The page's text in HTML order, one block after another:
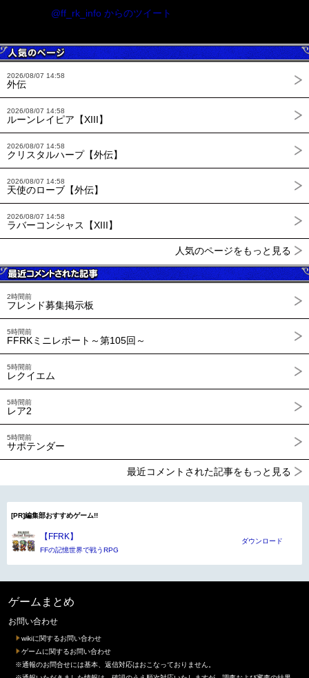
@ff_rk_info からのツイート
2026/08/07 14:58
外伝
2026/08/07 14:58
ルーンレイピア【XIII】
2026/08/07 14:58
クリスタルハープ【外伝】
2026/08/07 14:58
天使のローブ【外伝】
2026/08/07 14:58
ラバーコンシャス【XIII】
人気のページをもっと見る
2時間前
フレンド募集掲示板
5時間前
FFRKミニレポート～第105回～
5時間前
レクイエム
5時間前
レア2
5時間前
サボテンダー
最近コメントされた記事をもっと見る
[PR]編集部おすすめゲーム!!
【FFRK】
FFの記憶世界で戦うRPG
ダウンロード
ゲームまとめ
お問い合わせ
wikiに関するお問い合わせ
ゲームに関するお問い合わせ
※通報のお問合せには基本、返信対応はおこなっておりません。